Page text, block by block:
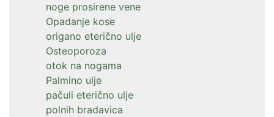
noge prosirene vene
Opadanje kose
origano eterično ulje
Osteoporoza
otok na nogama
Palmino ulje
pačuli eterično ulje
polnih bradavica